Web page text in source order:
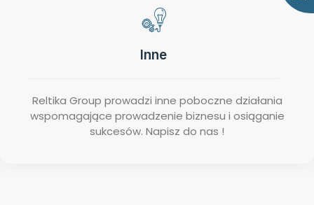
Inne
Reltika Group prowadzi inne poboczne działania
wspomagające prowadzenie biznesu i osiąganie
sukcesów. Napisz do nas !